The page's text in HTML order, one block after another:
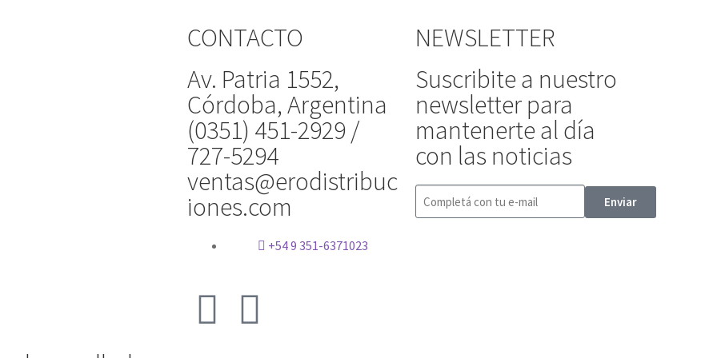
CONTACTO
Av. Patria 1552,
Córdoba, Argentina
(0351) 451-2929 /
727-5294
ventas@erodistribuc
iones.com
+54 9 351-6371023
NEWSLETTER
Suscribite a nuestro
newsletter para
mantenerte al día
con las noticias
Enviar